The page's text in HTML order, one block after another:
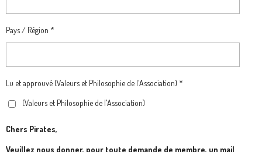
Pays / Région *
Lu et approuvé (Valeurs et Philosophie de l'Association) *
(Valeurs et Philosophie de l'Association)
Chers Pirates,
Veuillez nous donner, pour toute demande de membre, un mail